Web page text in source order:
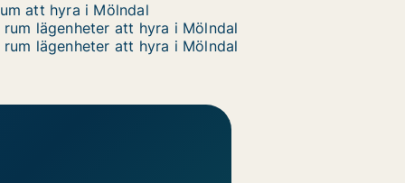
att hyra i Mölndal
rum lägenheter att hyra i Mölndal
rum lägenheter att hyra i Mölndal